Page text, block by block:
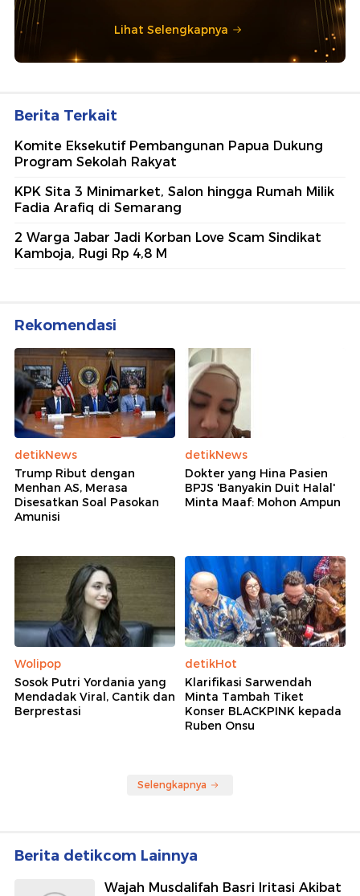
Lihat Selengkapnya
Berita Terkait
Komite Eksekutif Pembangunan Papua Dukung
Program Sekolah Rakyat
KPK Sita 3 Minimarket, Salon hingga Rumah Milik
Fadia Arafiq di Semarang
2 Warga Jabar Jadi Korban Love Scam Sindikat
Kamboja, Rugi Rp 4,8 M
Rekomendasi
detikNews
Trump Ribut dengan
Menhan AS, Merasa
Disesatkan Soal Pasokan
Amunisi
detikNews
Dokter yang Hina Pasien
BPJS 'Banyakin Duit Halal'
Minta Maaf: Mohon Ampun
Wolipop
Sosok Putri Yordania yang
Mendadak Viral, Cantik dan
Berprestasi
detikHot
Klarifikasi Sarwendah
Minta Tambah Tiket
Konser BLACKPINK kepada
Ruben Onsu
Selengkapnya
Berita detikcom Lainnya
Wajah Musdalifah Basri Iritasi Akibat